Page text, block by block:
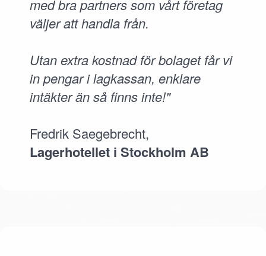
med bra partners som vårt företag
väljer att handla från.
Utan extra kostnad för bolaget får vi
in pengar i lagkassan, enklare
intäkter än så finns inte!"
Fredrik Saegebrecht,
Lagerhotellet i Stockholm AB